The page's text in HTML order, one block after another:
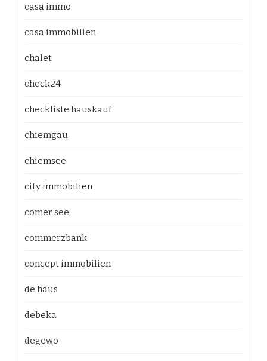
casa immo
casa immobilien
chalet
check24
checkliste hauskauf
chiemgau
chiemsee
city immobilien
comer see
commerzbank
concept immobilien
de haus
debeka
degewo